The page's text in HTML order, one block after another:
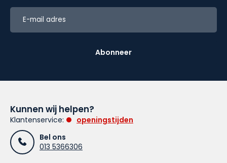
Abonneer
Kunnen wij helpen?
Klantenservice:
openingstijden
Bel ons
013 5366306